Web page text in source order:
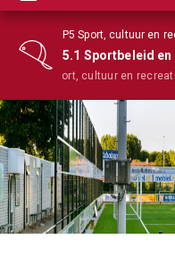
P5 Sport, cultuur en
5.1 Sportbeleid
P5 Sport, cultuur en